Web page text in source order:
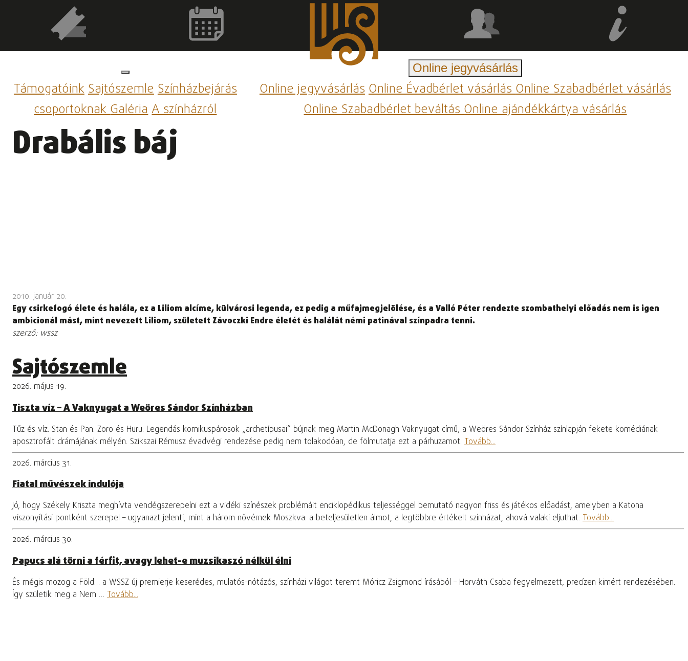
TámogatóinkSajtószemleSzínházbejárás
csoportoknakGalériaA színházról
Online jegyvásárlás
Online jegyvásárlásOnline Évadbérlet vásárlásOnline Szabadbérlet vásárlás
Online Szabadbérlet beváltásOnline ajándékkártya vásárlás
Drabális báj
2010. január 20.
Egy csirkefogó élete és halála, ez a Liliom alcíme, külvárosi legenda, ez pedig a műfajmegjelölése, és a Valló Péter rendezte szombathelyi előadás nem is igen
ambicionál mást, mint nevezett Liliom, született Závoczki Endre életét és halálát némi patinával színpadra tenni.
szerző: wssz
Sajtószemle
2026. május 19.
Tiszta víz – A Vaknyugat a Weöres Sándor Színházban
Tűz és víz. Stan és Pan. Zoro és Huru. Legendás komikuspárosok „archetípusai” bújnak meg Martin McDonagh Vaknyugat című, a Weöres Sándor Színház színlapján fekete komédiának
aposztrofált drámájának mélyén. Szikszai Rémusz évadvégi rendezése pedig nem tolakodóan, de fölmutatja ezt a párhuzamot. Tovább...
2026. március 31.
Fiatal művészek indulója
Jó, hogy Székely Kriszta meghívta vendégszerepelni ezt a vidéki színészek problémáit enciklopédikus teljességgel bemutató nagyon friss és játékos előadást, amelyben a Katona
viszonyítási pontként szerepel – ugyanazt jelenti, mint a három nővérnek Moszkva: a beteljesületlen álmot, a legtöbbre értékelt színházat, ahová valaki eljuthat. Tovább...
2026. március 30.
Papucs alá törni a férfit, avagy lehet-e muzsikaszó nélkül élni
És mégis mozog a Föld… a WSSZ új premierje keserédes, mulatós-nótázós, színházi világot teremt Móricz Zsigmond írásából – Horváth Csaba fegyelmezett, precízen kimért rendezésében.
Így születik meg a Nem … Tovább...